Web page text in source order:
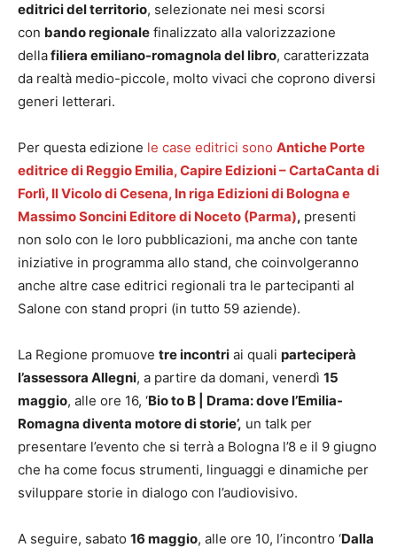
editrici del territorio, selezionate nei mesi scorsi
con bando regionale finalizzato alla valorizzazione
dellafiliera emiliano-romagnola del libro, caratterizzata
da realtà medio-piccole, molto vivaci che coprono diversi
generi letterari.
Per questa edizione le case editrici sono Antiche Porte
editrice di Reggio Emilia, Capire Edizioni – CartaCanta di
Forlì, Il Vicolo di Cesena, In riga Edizioni di Bologna e
Massimo Soncini Editoredi Noceto (Parma), presenti
non solo con le loro pubblicazioni, ma anche con tante
iniziative in programma allo stand, che coinvolgeranno
anche altre case editrici regionali tra le partecipanti al
Salone con stand propri (in tutto 59 aziende).
La Regione promuove tre incontri ai quali parteciperà
l’assessora Allegni, a partire da domani, venerdì 15
maggio, alle ore 16, ‘Bio to B | Drama: dove l’Emilia-
Romagna diventa motore di storie’, un talk per
presentare l’evento che si terrà a Bologna l’8 e il 9 giugno
che ha come focus strumenti, linguaggi e dinamiche per
sviluppare storie in dialogo con l’audiovisivo.
A seguire, sabato 16 maggio, alle ore 10, l’incontro ‘Dalla